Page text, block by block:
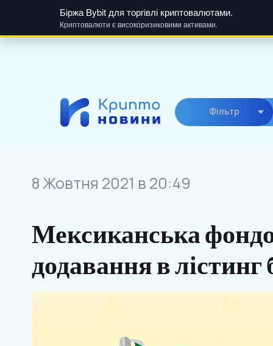
Біржа Bybit для торгівлі криптовалютами.
Криптовалюти є високоризиковими активами.
Фiльтр
8 Жовтня 2021 в 20:49
Мексиканська
додавання в